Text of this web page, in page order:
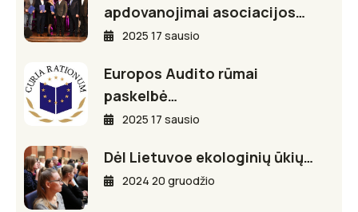
apdovanojimai asociacijos…
2025 17 sausio
Europos Audito rūmai
paskelbė…
2025 17 sausio
Dėl Lietuvoe ekologinių ūkių…
2024 20 gruodžio